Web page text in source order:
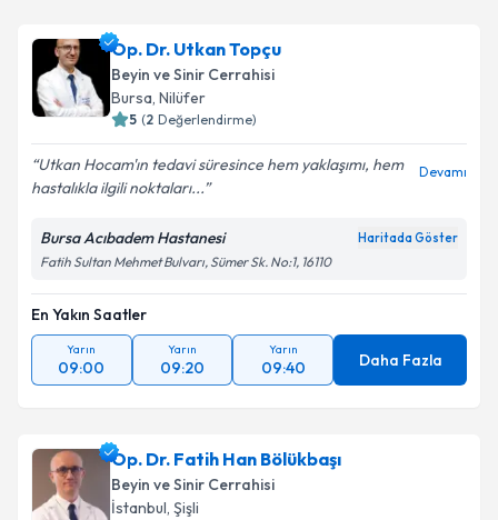
Op. Dr. Utkan Topçu
Beyin ve Sinir Cerrahisi
Bursa, Nilüfer
5 (2 Değerlendirme)
Utkan Hocam'ın tedavi süresince hem yaklaşımı, hem
hastalıkla ilgili noktaları...
Devamı
Bursa Acıbadem Hastanesi Haritada Göster
Fatih Sultan Mehmet Bulvarı, Sümer Sk. No:1, 16110
En Yakın Saatler
Yarın
09:00
Yarın
09:20
Yarın
09:40 Daha Fazla
Op. Dr. Fatih Han Bölükbaşı
Beyin ve Sinir Cerrahisi
İstanbul, Şişli